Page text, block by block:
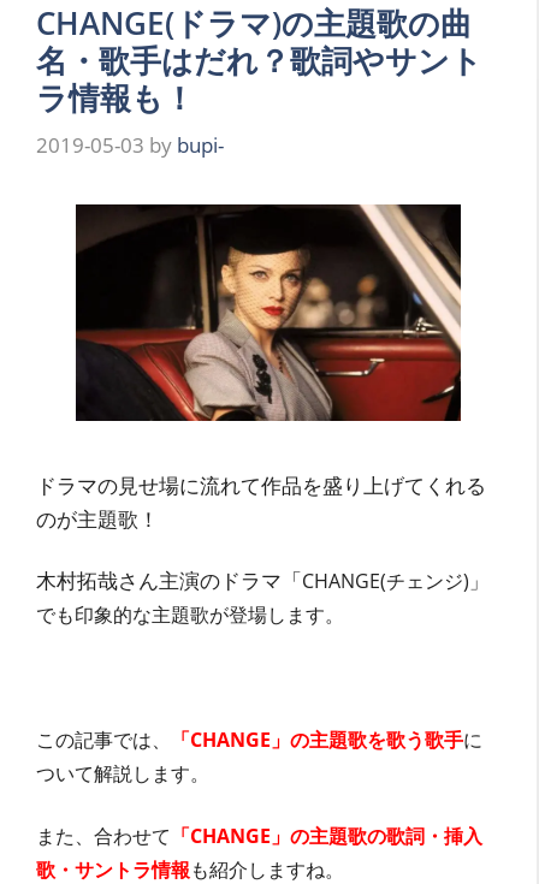
CHANGE(ドラマ)の主題歌の曲
名・歌手はだれ？歌詞やサント
ラ情報も！
2019-05-03 by bupi-
ドラマの見せ場に流れて作品を盛り上げてくれる
のが主題歌！
木村拓哉さん主演のドラマ「CHANGE(チェンジ)」
でも印象的な主題歌が登場します。
この記事では、 「CHANGE」の主題歌を歌う歌手に
ついて解説します。
また、合わせて 「CHANGE」の主題歌の歌詞・挿入
歌・サントラ情報も紹介しますね。